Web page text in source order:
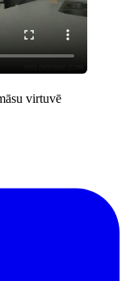
virtuvē